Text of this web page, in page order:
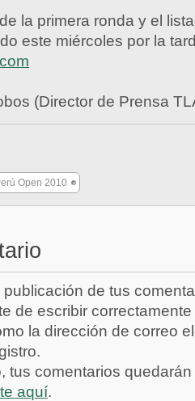
la primera ronda y el
este miércoles por la
(Director de Prensa
Open 2010
de tus
de escribir
la dirección de correo
tus comentarios
aquí.